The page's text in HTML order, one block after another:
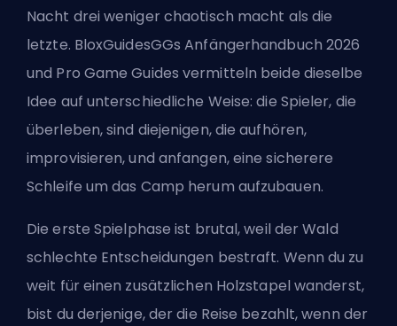
Nacht drei weniger chaotisch macht als die
letzte. BloxGuidesGGs Anfängerhandbuch 2026
und Pro Game Guides vermitteln beide dieselbe
Idee auf unterschiedliche Weise: die Spieler, die
überleben, sind diejenigen, die aufhören,
improvisieren, und anfangen, eine sicherere
Schleife um das Camp herum aufzubauen.
Dieerste Spielphase ist brutal, weil der Wald
schlechte Entscheidungen bestraft. Wenn du zu
weit für einen zusätzlichen Holzstapel wanderst,
bist du derjenige, der die Reise bezahlt, wenn der